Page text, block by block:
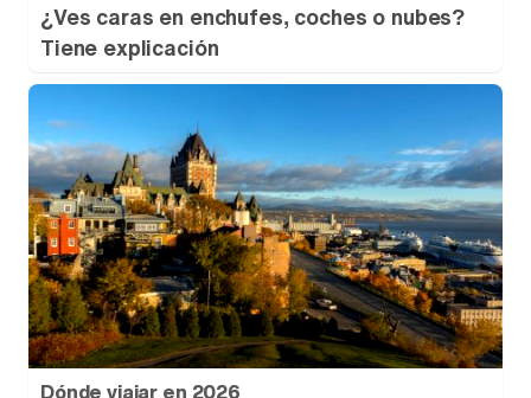
¿Ves caras en enchufes, coches o nubes?
Tiene explicación
Dónde viajar en 2026